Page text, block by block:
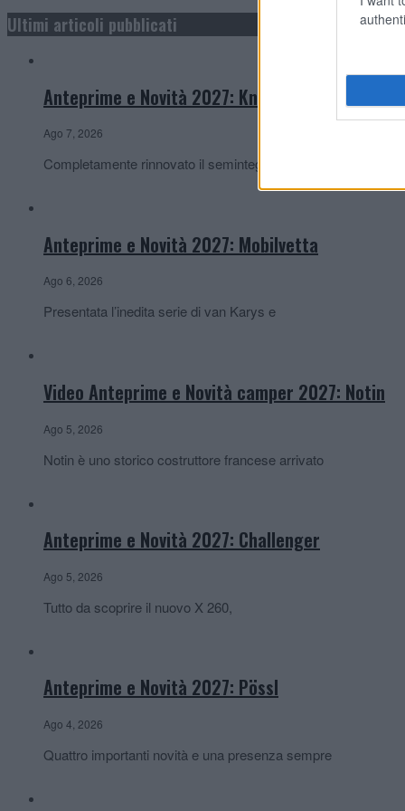
Ultimi articoli pubblicati
Anteprime e Novità 2027: Knaus
Ago 7, 2026
Completamente rinnovato il semintegrale Sky TI, ora
Anteprime e Novità 2027: Mobilvetta
Ago 6, 2026
Presentata l’inedita serie di van Karys e
Video Anteprime e Novità camper 2027: Notin
Ago 5, 2026
Notin è uno storico costruttore francese arrivato
Anteprime e Novità 2027: Challenger
Ago 5, 2026
Tutto da scoprire il nuovo X 260,
Anteprime e Novità 2027: Pössl
Ago 4, 2026
Quattro importanti novità e una presenza sempre